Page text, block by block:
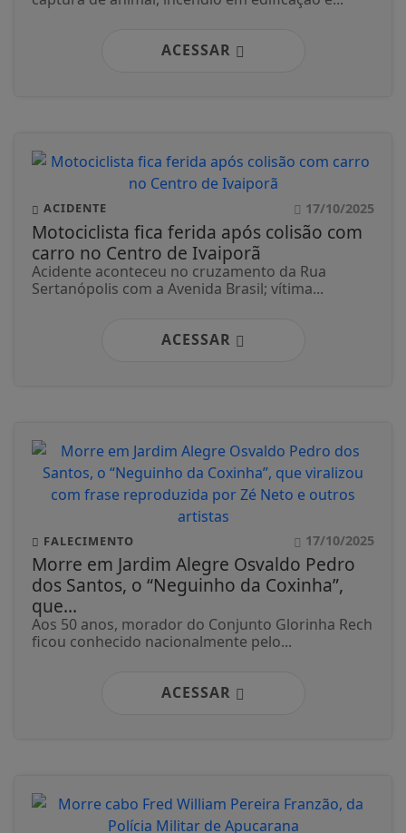
ACESSAR
ACIDENTE 17/10/2025
Motociclista fica ferida após colisão com
carro no Centro de Ivaiporã
Acidente aconteceu no cruzamento da Rua
Sertanópolis com a Avenida Brasil; vítima...
ACESSAR
FALECIMENTO 17/10/2025
Morre em Jardim Alegre Osvaldo Pedro
dos Santos, o “Neguinho da Coxinha”,
que...
Aos 50 anos, morador do Conjunto Glorinha Rech
ficou conhecido nacionalmente pelo...
ACESSAR